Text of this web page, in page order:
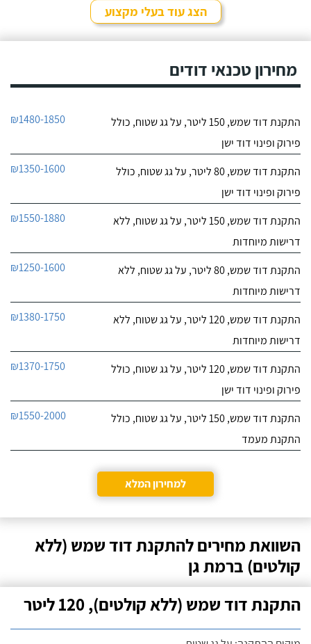
לראות את המיקום של
ההתקנה, המחיר היה הוגן
היה לארג' והשאיר נקי
חייג עכשיו
שביט דודי שמש וחשמל בע"מ
לפרטי העסק
דודי שמש" שירות טוב,
חייג עכשיו
הצג עוד בעלי מקצוע
מחירון טכנאי דודים
התקנת דוד שמש, 150 ליטר, על גג שטוח, כולל
פירוק ופינוי דוד ישן
₪1480-1850
התקנת דוד שמש, 80 ליטר, על גג שטוח, כולל
פירוק ופינוי דוד ישן
₪1350-1600
התקנת דוד שמש, 150 ליטר, על גג שטוח, ללא
דרישות מיוחדות
₪1550-1880
התקנת דוד שמש, 80 ליטר, על גג שטוח, ללא
דרישות מיוחדות
₪1250-1600
התקנת דוד שמש, 120 ליטר, על גג שטוח, ללא
דרישות מיוחדות
₪1380-1750
התקנת דוד שמש, 120 ליטר, על גג שטוח, כולל
פירוק ופינוי דוד ישן
₪1370-1750
התקנת דוד שמש, 150 ליטר, על גג שטוח, כולל
התקנת מעמד
₪1550-2000
למחירון המלא
השוואת מחירים להתקנת דוד שמש (ללא
קולטים) ברמת גן
התקנת דוד שמש (ללא קולטים), 120 ליטר